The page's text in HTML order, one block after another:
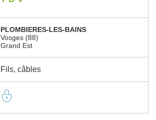
PLOMBIERES-LES-BAINS
Vosges (88)
Grand Est
Fils, câbles